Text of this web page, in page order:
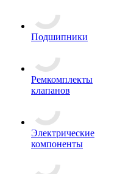
Подшипники
Ремкомплекты
клапанов
Электрические
компоненты